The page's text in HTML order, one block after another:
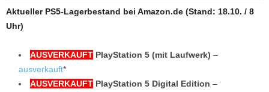
Aktueller PS5-Lagerbestand bei Amazon.de (Stand: 18.10. / 8
Uhr)
AUSVERKAUFT PlayStation 5 (mit Laufwerk) –
ausverkauft*
AUSVERKAUFT PlayStation 5 Digital Edition –